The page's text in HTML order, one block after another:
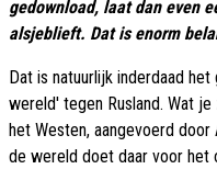
gedownload, laat dan even
alsjeblieft. Dat is enorm
Dat is natuurlijk inderdaad
wereld' tegen Rusland. Wat
het Westen, aangevoerd
de wereld doet daar voor het